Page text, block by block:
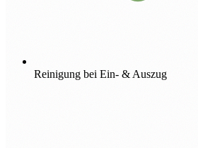
Reinigung bei Ein- & Auszug